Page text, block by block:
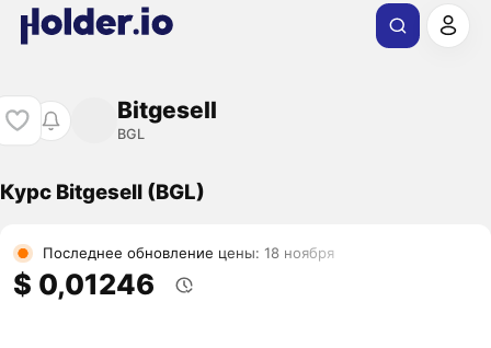
Bitgesell
BGL
Курс Bitgesell (BGL)
Последнее обновление цены: 18 ноября
$ 0,01246